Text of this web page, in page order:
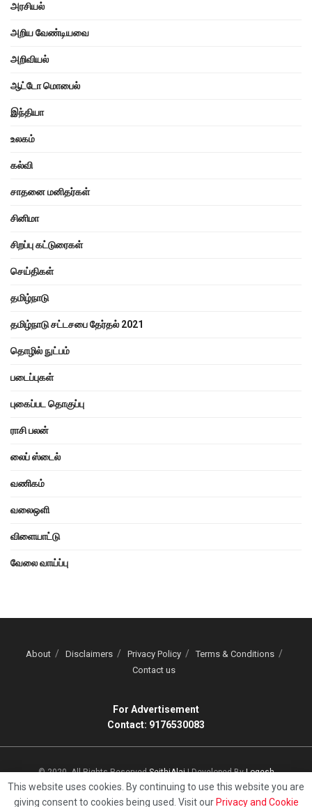
அரசியல்
அறிய வேண்டியவை
அறிவியல்
ஆட்டோ மொபைல்
இந்தியா
உலகம்
கல்வி
சாதனை மனிதர்கள்
சினிமா
சிறப்பு கட்டுரைகள்
செய்திகள்
தமிழ்நாடு
தமிழ்நாடு சட்டசபை தேர்தல் 2021
தொழில் நுட்பம்
படைப்புகள்
புகைப்பட தொகுப்பு
ராசி பலன்
லைப் ஸ்டைல்
வணிகம்
வலைஒளி
விளையாட்டு
வேலை வாய்ப்பு
About Disclaimers Privacy Policy
Terms & Conditions
Contact us
For Advertisement
Contact: 9176530083
© 2020, All Rights ReservedSeithiAlai| Developed ByLogesh
This website uses cookies. By continuing to use this website you are
giving consent to cookies being used. Visit our Privacy and Cookie